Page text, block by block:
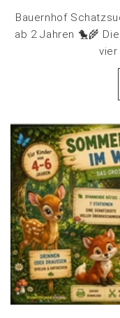
Bauernhof
ab 2 Jahren 🐤🌾
vier